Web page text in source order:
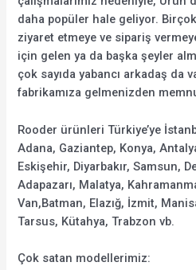
daha popüler hale geliyor.
ziyaret etmeye ve sipariş
için gelen ya da başka şeyler
çok sayıda yabancı arkadaş da
fabrikamıza gelmenizden
Rooder ürünleri Türkiye’ye
Adana, Gaziantep, Konya,
Eskişehir, Diyarbakır, Samsun,
Adapazarı, Malatya,
Van,Batman, Elazığ, İzmit,
Tarsus, Kütahya, Trabzon vb.
Çok satan modellerimiz: